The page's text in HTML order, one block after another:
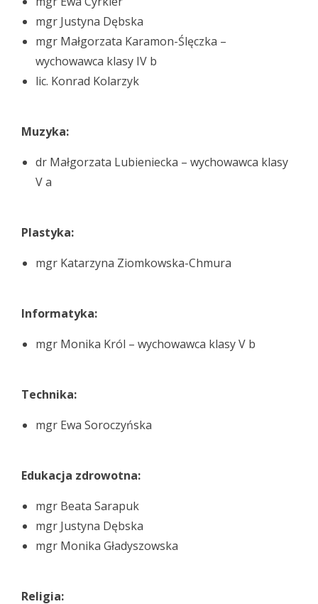
mgr Justyna Dębska
mgr Małgorzata Karamon-Ślęczka –
wychowawca klasy IV b
lic. Konrad Kolarzyk
Muzyka:
dr Małgorzata Lubieniecka – wychowawca klasy
V a
Plastyka:
mgr Katarzyna Ziomkowska-Chmura
Informatyka:
mgr Monika Król – wychowawca klasy V b
Technika:
mgr Ewa Soroczyńska
Edukacja zdrowotna:
mgr Beata Sarapuk
mgr Justyna Dębska
mgr Monika Gładyszowska
Religia: